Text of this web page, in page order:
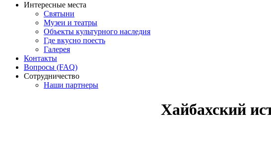
Интересные места
Святыни
Музеи и театры
Объекты культурного наследия
Где вкусно поесть
Галерея
Контакты
Вопросы (FAQ)
Сотрудничество
Наши партнеры
Хайбахский